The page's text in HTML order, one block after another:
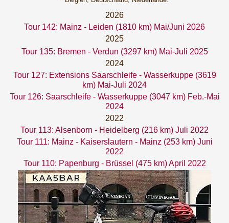
2026
Tour 142: Mainz - Leiden (1810 km) Mai/Juni 2026
2025
Tour 135: Bremen - Verdun (3297 km) Mai-Juli 2025
2024
Tour 127: Extensions Saarschleife - Wasserkuppe (3619
km) Mai-Juli 2024
Tour 126: Saarschleife - Wasserkuppe (3047 km) Feb.-Mai
2024
2022
Tour 113: Alsenborn - Heidelberg (216 km) Juli 2022
Tour 111: Mainz - Kaiserslautern - Mainz (253 km) Juni
2022
Tour 110: Papenburg - Brüssel (475 km) April 2022